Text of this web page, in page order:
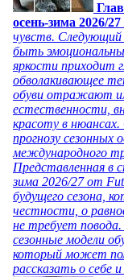
осень-зима 2026/27
чувств. Следующий
быть
яркости приходит
обволакивающее
обуви отражают
естественности,
красоту в
прогнозу
международного
Представленная в
зима 2026/27 от
будущего сезона,
честности, о
не требует
сезонные модели
который может
рассказать о себе